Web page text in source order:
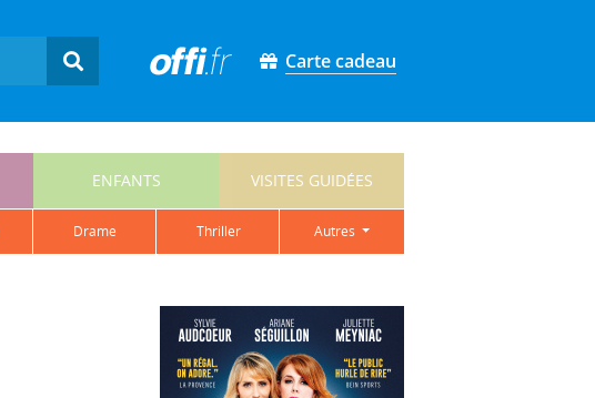
Carte cadeau
ENFANTS VISITES GUIDÉES
drame thriller autres